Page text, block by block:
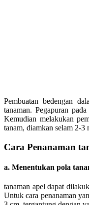
Pembuatan bedengan
tanaman. Pegapuran
Kemudian melakukan
tanam, diamkan selam 2-3
Cara Penanaman
a. Menentukan pola
tanaman apel dapat
Untuk cara penanaman